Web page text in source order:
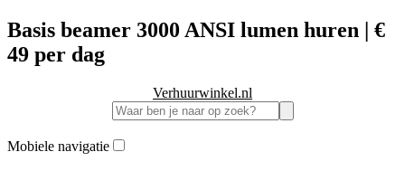
Basis beamer 3000 ANSI lumen huren | €
49 per dag
Verhuurwinkel.nl
Mobiele navigatie